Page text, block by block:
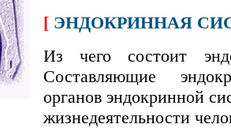
[ ЭНДОКРИННАЯ
Из чего состоит
Составляющие
органов эндокринной
жизнедеятельности